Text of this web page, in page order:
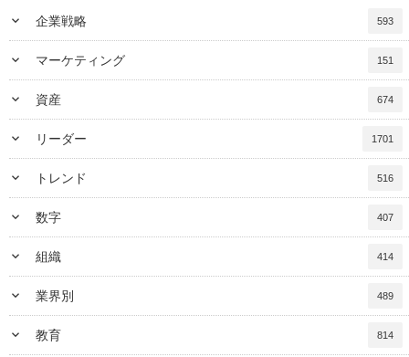
keyboard_arrow_down 企業戦略 593
keyboard_arrow_down マーケティング 151
keyboard_arrow_down 資産 674
keyboard_arrow_down リーダー 1701
keyboard_arrow_down トレンド 516
keyboard_arrow_down 数字 407
keyboard_arrow_down 組織 414
keyboard_arrow_down 業界別 489
keyboard_arrow_down 教育 814